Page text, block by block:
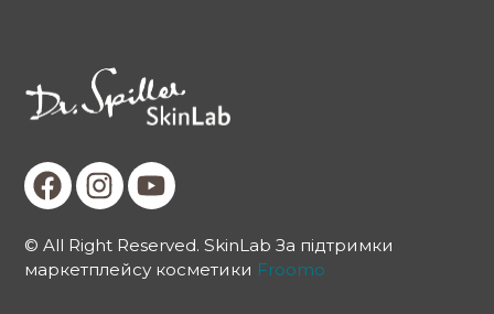
© All Right Reserved. SkinLab За підтримки
маркетплейсу косметики Froomo